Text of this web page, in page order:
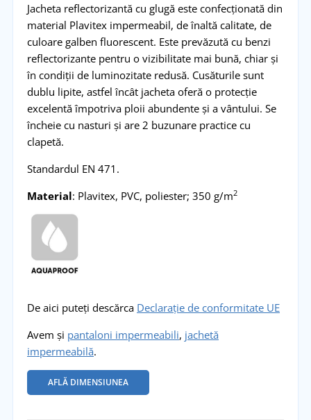
Jacheta reflectorizantă cu glugă este confecționată din
material Plavitex impermeabil, de înaltă calitate, de
culoare galben fluorescent. Este prevăzută cu benzi
reflectorizante pentru o vizibilitate mai bună, chiar și
în condiții de luminozitate redusă. Cusăturile sunt
dublu lipite, astfel încât jacheta oferă o protecție
excelentă împotriva ploii abundente și a vântului. Se
încheie cu nasturi și are 2 buzunare practice cu
clapetă.
Standardul EN 471.
Material: Plavitex, PVC, poliester; 350 g/m2
De aici puteți descărca Declarație de conformitate UE
Avem și pantaloni impermeabili, jachetă
impermeabilă.
AFLĂ DIMENSIUNEA